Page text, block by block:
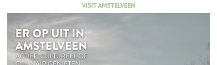
VISIT AMSTELVEEN